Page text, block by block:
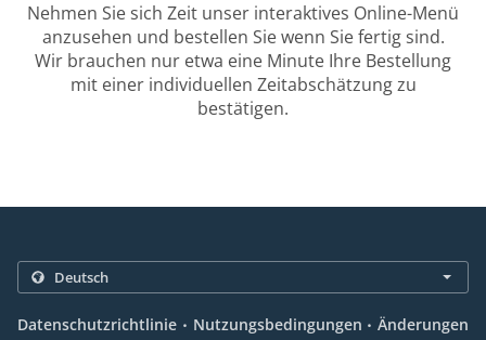
Nehmen Sie sich Zeit unser interaktives Online-Menü
anzusehen und bestellen Sie wenn Sie fertig sind.
Wir brauchen nur etwa eine Minute Ihre Bestellung
mit einer individuellen Zeitabschätzung zu
bestätigen.
Datenschutzrichtlinie . Nutzungsbedingungen . Änderungen